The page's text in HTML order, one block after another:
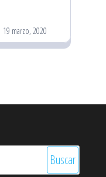
19 marzo, 2020